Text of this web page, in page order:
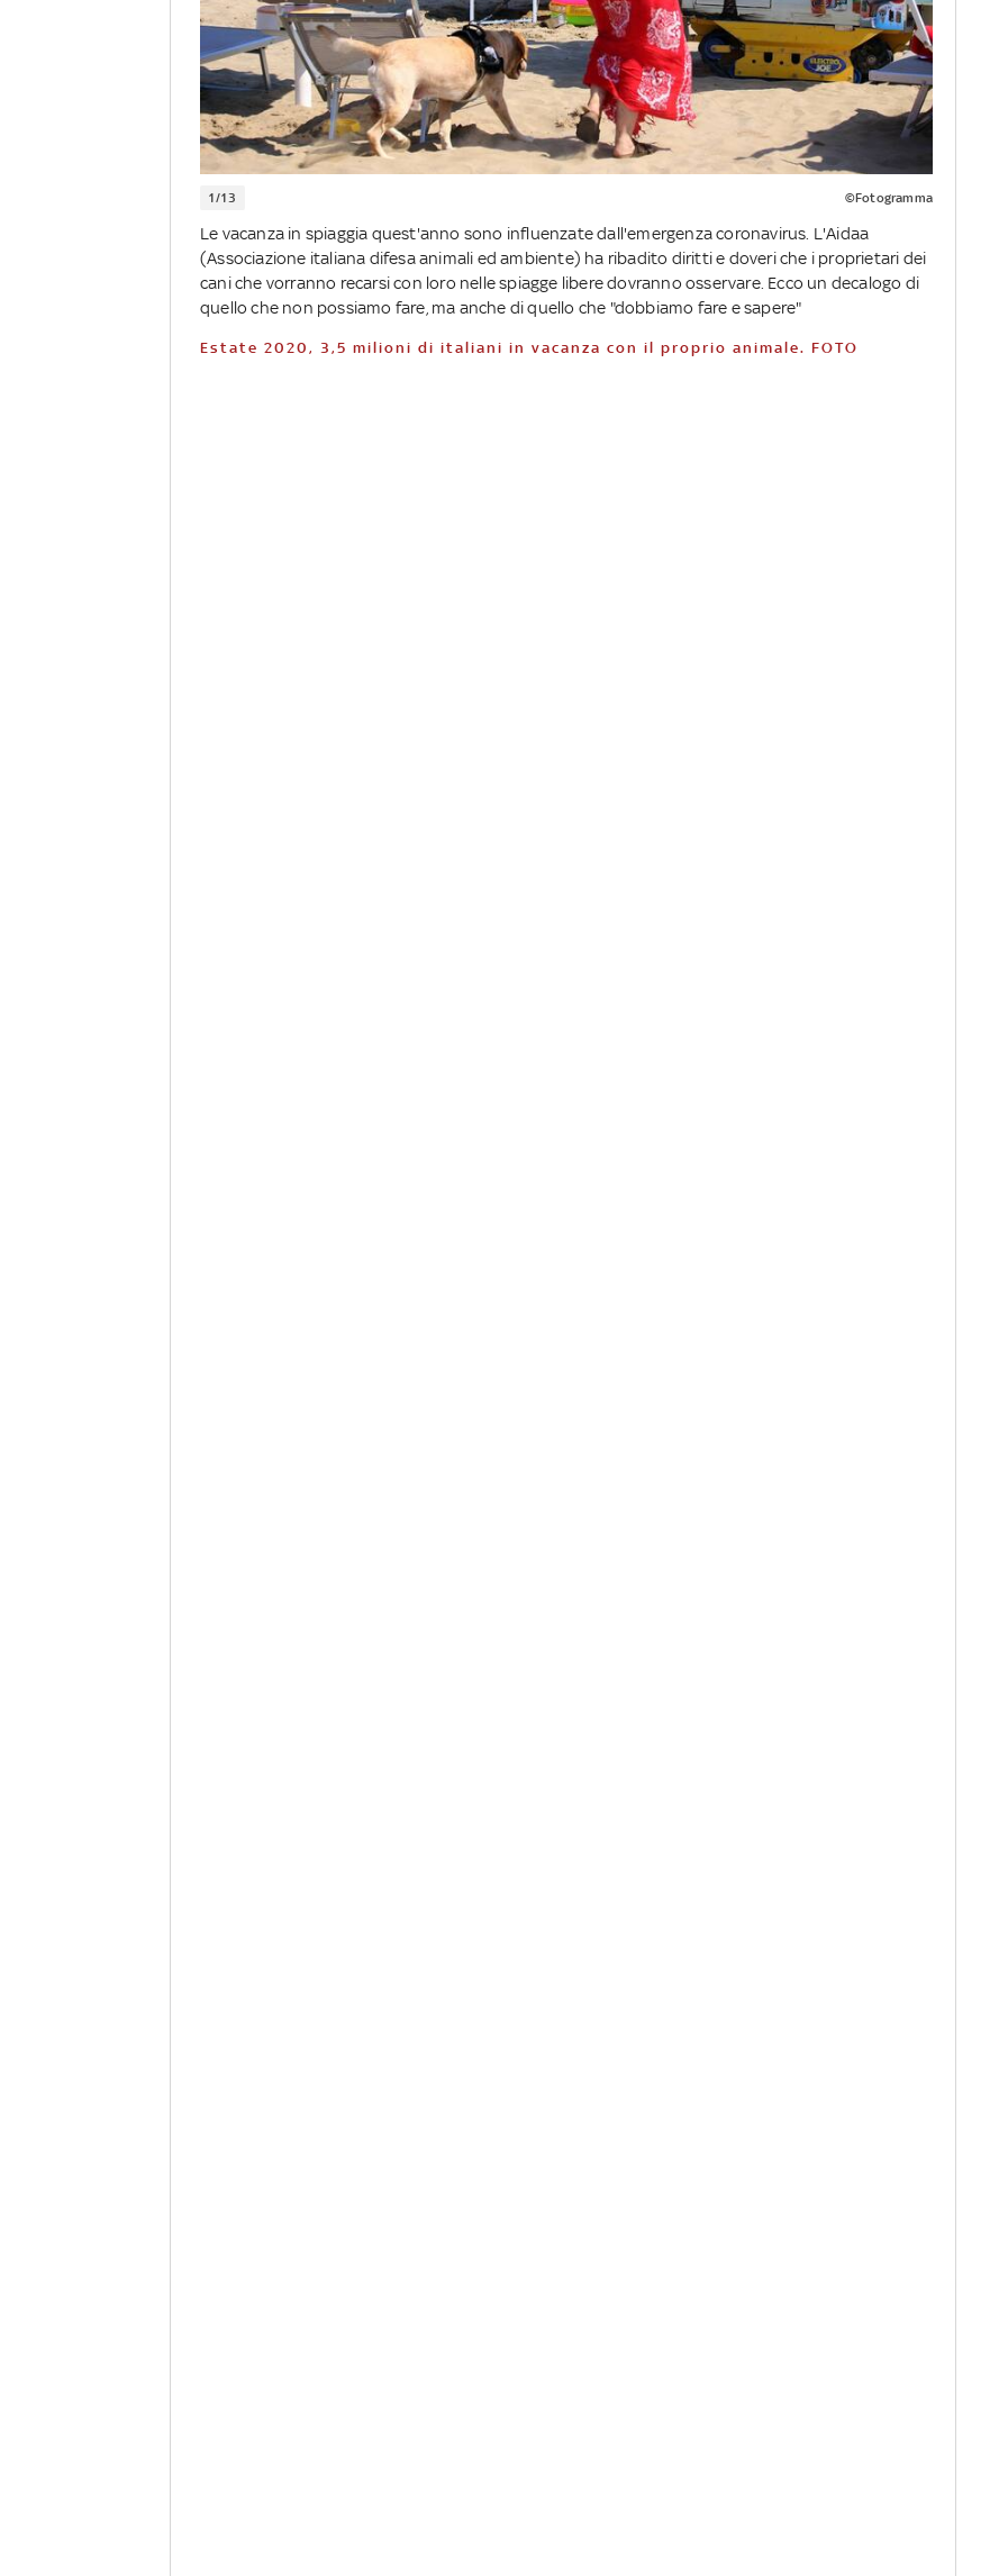
1/13 ©Fotogramma
Le vacanza in spiaggia quest'anno sono influenzate dall'emergenza coronavirus. L'Aidaa
(Associazione italiana difesa animali ed ambiente) ha ribadito diritti e doveri che i proprietari dei
cani che vorranno recarsi con loro nelle spiagge libere dovranno osservare. Ecco un decalogo di
quello che non possiamo fare, ma anche di quello che "dobbiamo fare e sapere"
Estate 2020, 3,5 milioni di italiani in vacanza con il proprio animale. FOTO